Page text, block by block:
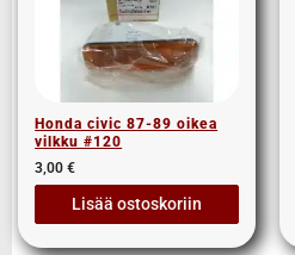
Honda civic 87-89 oikea
vilkku #120
3,00€
Lisää ostoskoriin